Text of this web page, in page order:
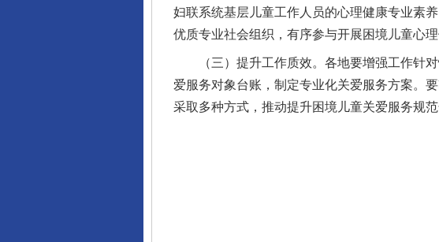
妇联系统基层儿童工作人员的心理健康专业素
优质专业社会组织，有序参与开展困境儿童心理
（三）提升工作质效。各地要增强工作针对
爱服务对象台账，制定专业化关爱服务方案。
采取多种方式，推动提升困境儿童关爱服务规
完善运行机制助力责任有效落实